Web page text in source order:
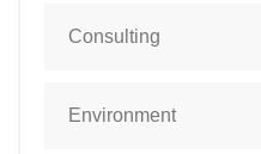
Consulting
Environment